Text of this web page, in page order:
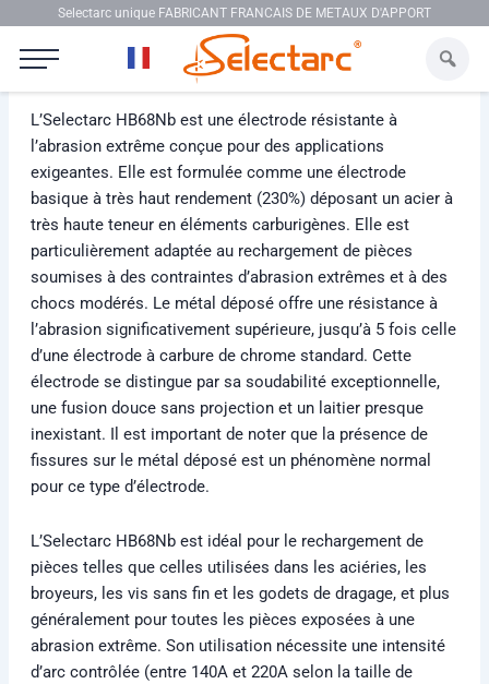
Aller au contenuSelectarc unique FABRICANT FRANCAIS DE METAUX D'APPORT
L’Selectarc HB68Nb est une électrode résistante à
l’abrasion extrême conçue pour des applications
exigeantes. Elle est formulée comme une électrode
basique à très haut rendement (230%) déposant un acier à
très haute teneur en éléments carburigènes. Elle est
particulièrement adaptée au rechargement de pièces
soumises à des contraintes d’abrasion extrêmes et à des
chocs modérés. Le métal déposé offre une résistance à
l’abrasion significativement supérieure, jusqu’à 5 fois celle
d’une électrode à carbure de chrome standard. Cette
électrode se distingue par sa soudabilité exceptionnelle,
une fusion douce sans projection et un laitier presque
inexistant. Il est important de noter que la présence de
fissures sur le métal déposé est un phénomène normal
pour ce type d’électrode.
L’Selectarc HB68Nb est idéal pour le rechargement de
pièces telles que celles utilisées dans les aciéries, les
broyeurs, les vis sans fin et les godets de dragage, et plus
généralement pour toutes les pièces exposées à une
abrasion extrême. Son utilisation nécessite une intensité
d’arc contrôlée (entre 140A et 220A selon la taille de